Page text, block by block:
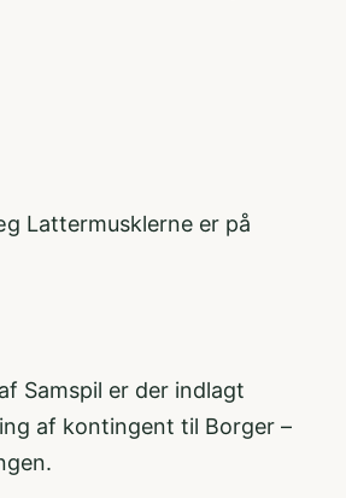
Lattermusklerne er på
Samspil er der indlagt
af kontingent til Borger –